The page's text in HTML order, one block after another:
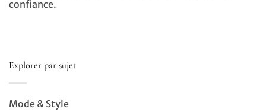
confiance.
Explorer par sujet
Mode & Style